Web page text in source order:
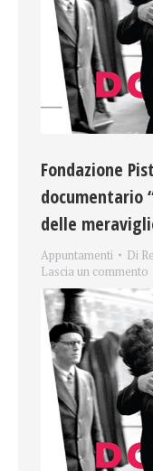
Fondazione
documentario
delle
Appuntamenti Di
Lascia un commento